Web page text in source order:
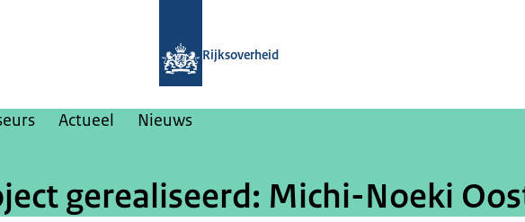
Rijksoverheid
Actueel Nieuws
gerealiseerd: Michi-Noeki